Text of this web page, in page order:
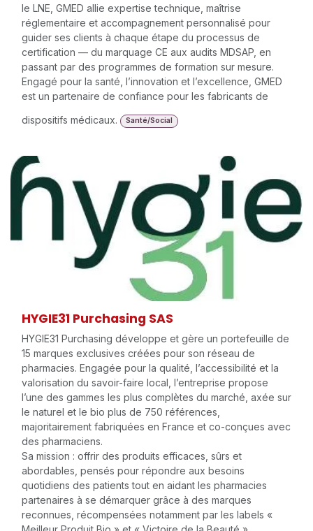
le LNE, GMED allie expertise technique, maîtrise
réglementaire et accompagnement personnalisé pour
guider ses clients à chaque étape du processus de
certification — du marquage CE aux audits MDSAP, en
passant par des programmes de formation sur mesure.
Engagé pour la santé, l’innovation et l’excellence, GMED
est un partenaire de confiance pour les fabricants de
dispositifs médicaux.
Santé/Social
HYGIE31 Purchasing SAS
HYGIE31 Purchasing développe et gère un portefeuille de
15 marques exclusives créées pour son réseau de
pharmacies. Engagée pour la qualité, l’accessibilité et la
valorisation du savoir-faire local, l’entreprise propose
l’une des gammes les plus complètes du marché, axée sur
le naturel et le bio plus de 750 références,
majoritairement fabriquées en France et co-conçues avec
des pharmaciens.
Sa mission : offrir des produits efficaces, sûrs et
abordables, pensés pour répondre aux besoins
quotidiens des patients tout en aidant les pharmacies
partenaires à se démarquer grâce à des marques
reconnues, récompensées notamment par les labels «